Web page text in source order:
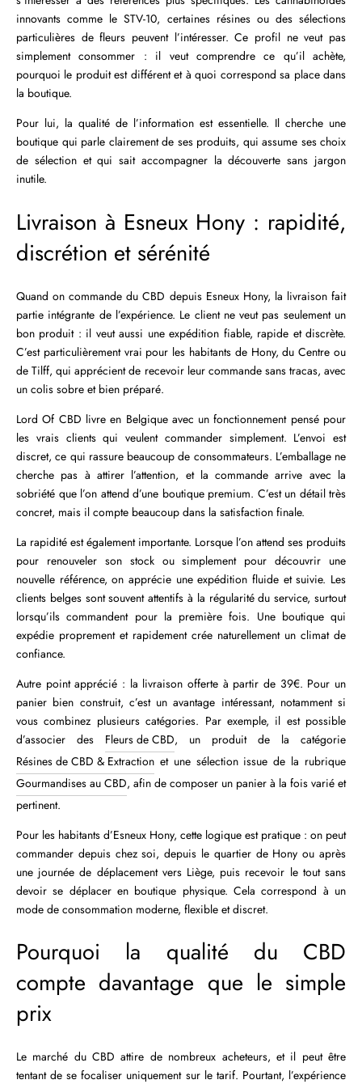
innovants comme le STV-10, certaines résines ou des sélections
particulières de fleurs peuvent l’intéresser. Ce profil ne veut pas
simplement consommer : il veut comprendre ce qu’il achète,
pourquoi le produit est différent et à quoi correspond sa place dans
la boutique.
Pour lui, la qualité de l’information est essentielle. Il cherche une
boutique qui parle clairement de ses produits, qui assume ses choix
de sélection et qui sait accompagner la découverte sans jargon
inutile.
Livraison à Esneux Hony : rapidité,
discrétion et sérénité
Quand on commande du CBD depuis Esneux Hony, la livraison fait
partie intégrante de l’expérience. Le client ne veut pas seulement un
bon produit : il veut aussi une expédition fiable, rapide et discrète.
C’est particulièrement vrai pour les habitants de Hony, du Centre ou
de Tilff, qui apprécient de recevoir leur commande sans tracas, avec
un colis sobre et bien préparé.
Lord Of CBD livre en Belgique avec un fonctionnement pensé pour
les vrais clients qui veulent commander simplement. L’envoi est
discret, ce qui rassure beaucoup de consommateurs. L’emballage ne
cherche pas à attirer l’attention, et la commande arrive avec la
sobriété que l’on attend d’une boutique premium. C’est un détail très
concret, mais il compte beaucoup dans la satisfaction finale.
La rapidité est également importante. Lorsque l’on attend ses produits
pour renouveler son stock ou simplement pour découvrir une
nouvelle référence, on apprécie une expédition fluide et suivie. Les
clients belges sont souvent attentifs à la régularité du service, surtout
lorsqu’ils commandent pour la première fois. Une boutique qui
expédie proprement et rapidement crée naturellement un climat de
confiance.
Autre point apprécié : la livraison offerte à partir de 39€. Pour un
panier bien construit, c’est un avantage intéressant, notamment si
vous combinez plusieurs catégories. Par exemple, il est possible
d’associer des Fleurs de CBD, un produit de la catégorie
Résines de CBD & Extraction et une sélection issue de la rubrique
Gourmandises au CBD, afin de composer un panier à la fois varié et
pertinent.
Pour les habitants d’Esneux Hony, cette logique est pratique : on peut
commander depuis chez soi, depuis le quartier de Hony ou après
une journée de déplacement vers Liège, puis recevoir le tout sans
devoir se déplacer en boutique physique. Cela correspond à un
mode de consommation moderne, flexible et discret.
Pourquoi la qualité du CBD
compte davantage que le simple
prix
Le marché du CBD attire de nombreux acheteurs, et il peut être
tentant de se focaliser uniquement sur le tarif. Pourtant, l’expérience